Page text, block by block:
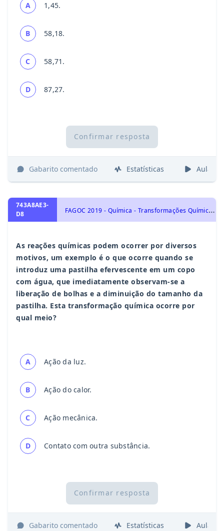
A 1,45.
B 58,18.
C 58,71.
D 87,27.
Confirmar resposta
Gabarito comentado Estatísticas Aulas
743A8AE3-
D8
F
AGOC 2019 - Química - Transformações Químicas: elementos químicos, tabela periódica e reações químicas, Transformações Químicas
As reações químicas podem ocorrer por diversos
motivos, um exemplo é o que ocorre quando se
introduz uma pastilha efervescente em um copo
com água, que imediatamente observam-se a
liberação de bolhas e a diminuição do tamanho da
pastilha. Esta transformação química ocorre por
qual meio?
A Ação da luz.
B Ação do calor.
C Ação mecânica.
D Contato com outra substância.
Confirmar resposta
Gabarito comentado Estatísticas Aulas